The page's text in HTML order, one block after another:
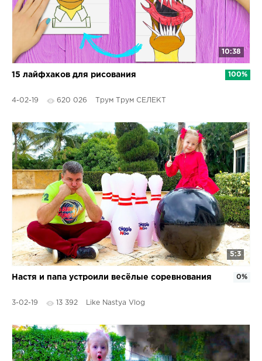
10:38
15 лайфхаков для рисования
4-02-19 620 026 Трум Трум СЕЛЕКТ
100%
5:3
Настя и папа устроили весёлые соревнования
3-02-19 13 392 Like Nastya Vlog
0%